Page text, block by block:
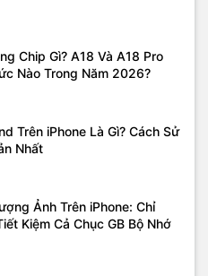
Chip Gì? A18 Và A18 Pro
Nào Trong Năm 2026?
Trên iPhone Là Gì? Cách Sử
Nhất
Ảnh Trên iPhone: Chỉ
Kiệm Cả Chục GB Bộ Nhớ